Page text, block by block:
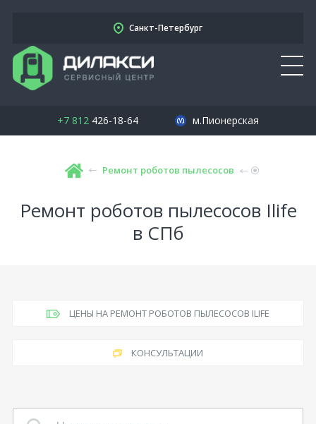
Санкт-Петербург
+7 812426-18-64 м.Пионерская
Ремонт роботов пылесосов
Ремонт роботов пылесосов Ilife
в СПб
ЦЕНЫ НА РЕМОНТ РОБОТОВ ПЫЛЕСОСОВ ILIFE
КОНСУЛЬТАЦИИ